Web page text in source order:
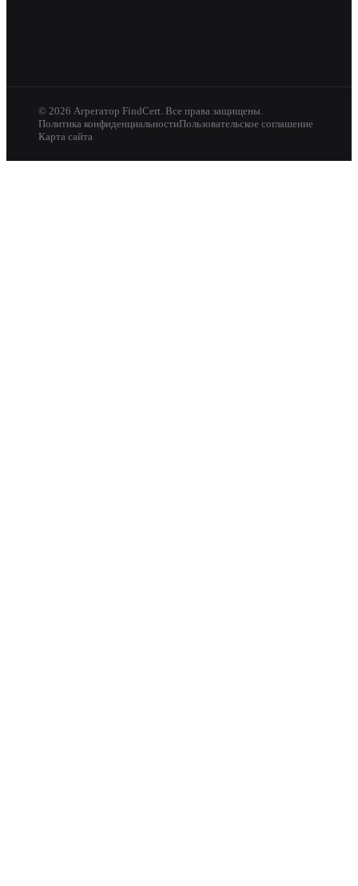
© 2026 Агрегатор FindCert. Все права защищены.
Политика конфиденциальностиПользовательское соглашение
Карта сайта